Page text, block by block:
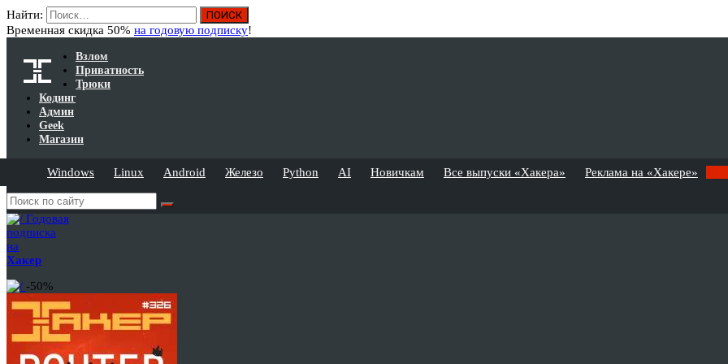
Найти:
Временная скидка 50% на годовую подписку!
Взлом
Приватность
Трюки
Кодинг
Админ
Geek
Магазин
Windows Linux Android Железо Python AI Новичкам Все выпуски «Хакера» Реклама на «Хакере»
Годовая
подписка
на
Хакер
-50%